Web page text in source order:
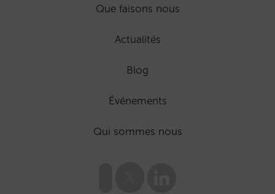
Que faisons nous
Actualités
Blog
Événements
Qui sommes nous